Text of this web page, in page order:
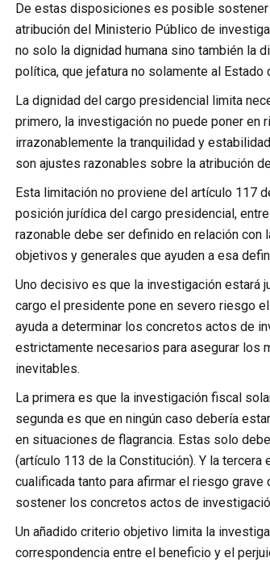
De estas disposiciones es posible
atribución del Ministerio Público de
no solo la dignidad humana sino también la
política, que jefatura no solamente al
La dignidad del cargo presidencial limita
primero, la investigación no puede poner en
irrazonablemente la tranquilidad y
son ajustes razonables sobre la atribución
Esta limitación no proviene del artículo 117
posición jurídica del cargo presidencial,
razonable debe ser definido en relación
objetivos y generales que ayuden a esa
Uno decisivo es que la investigación estará
cargo el presidente pone en severo riesgo
ayuda a determinar los concretos actos de
estrictamente necesarios para asegurar los
inevitables.
La primera es que la investigación fiscal
segunda es que en ningún caso debería
en situaciones de flagrancia. Estas solo
(artículo 113 de la Constitución). Y la
cualificada tanto para afirmar el riesgo
sostener los concretos actos de
Un añadido criterio objetivo limita la
correspondencia entre el beneficio y el